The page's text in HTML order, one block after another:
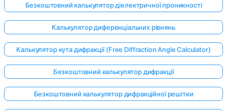
Безкоштовний калькулятор діелектричної проникності
Калькулятор диференціальних рівнянь
Калькулятор кута дифракції (Free Diffraction Angle Calculator)
Безкоштовний калькулятор дифракції
Безкоштовний калькулятор дифракційної решітки